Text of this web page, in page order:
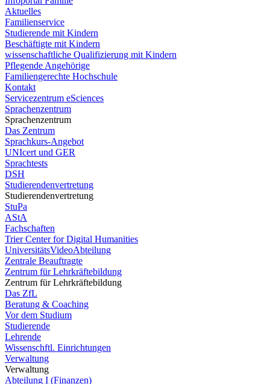
Aktuelles
Familienservice
Studierende mit Kindern
Beschäftigte mit Kindern
wissenschaftliche Qualifizierung mit Kindern
Pflegende Angehörige
Familiengerechte Hochschule
Kontakt
Servicezentrum eSciences
Sprachenzentrum
Sprachenzentrum
Das Zentrum
Sprachkurs-Angebot
UNIcert und GER
Sprachtests
DSH
Studierendenvertretung
Studierendenvertretung
StuPa
AStA
Fachschaften
Trier Center for Digital Humanities
UniversitätsVideoAbteilung
Zentrale Beauftragte
Zentrum für Lehrkräftebildung
Zentrum für Lehrkräftebildung
Das ZfL
Beratung & Coaching
Vor dem Studium
Studierende
Lehrende
Wissenschftl. Einrichtungen
Verwaltung
Verwaltung
Abteilung I (Finanzen)